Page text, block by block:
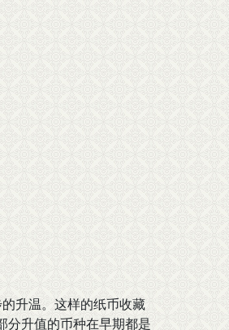
升温。这样的纸币收藏
分升值的币种在早期都是